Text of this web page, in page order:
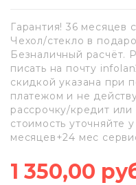
Гарантия! 36 месяцев
Чехол/стекло в
Безналичный расчёт.
писать на почту
скидкой указана при
платежом и не
рассрочку/кредит
стоимость уточняйте
месяцев+24 мес
1 350,00